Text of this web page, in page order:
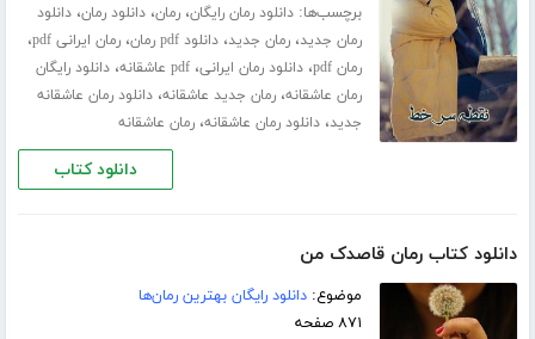
برچسب‌ها:دانلود رمان رایگان،رمان،دانلود رمان،دانلود
رمان جدید،رمان جدید،دانلود pdf رمان ،رمان ایرانی pdf ،
رمان pdf ،دانلود رمان ایرانی،pdf عاشقانه ،دانلود رایگان
رمان عاشقانه،رمان جدید عاشقانه،دانلود رمان عاشقانه
جدید،دانلود رمان عاشقانه،رمان عاشقانه
دانلود کتاب
دانلود کتاب رمان قاصدک من
موضوع:دانلود رایگان بهترین رمان‌ها
۸۷۱ صفحه